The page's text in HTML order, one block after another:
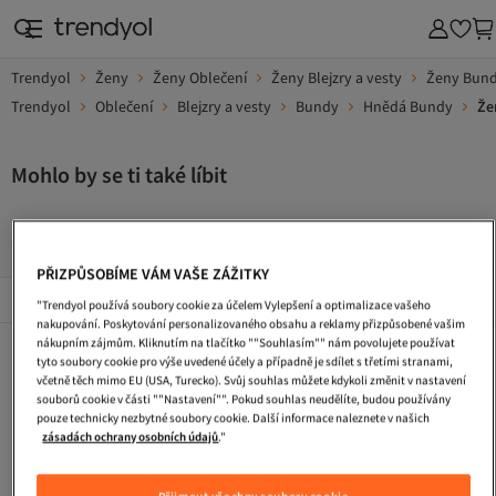
Trendyol Ženy Ženy Oblečení Ženy Blejzry a vesty
Ženy
Trendyol
Oblečení Blejzry a vesty Bundy Hnědá Bundy
Mohlo by se ti také líbit
Popularni Značky Zobrazit vše
Kabelka Zimni Boty
Dlouhe Vecerni Saty
Turisticke Boty
Tasky Pres Rameno
Ledvinka
Saty S Flitry
Pracovni Boty
Pletene Saty
PŘIZPŮSOBÍME VÁM VAŠE ZÁŽITKY
"Trendyol používá soubory cookie za účelem Vylepšení a optimalizace vašeho
nakupování. Poskytování personalizovaného obsahu a reklamy přizpůsobené vašim
nákupním zájmům. Kliknutím na tlačítko ""Souhlasím"" nám povolujete používat
tyto soubory cookie pro výše uvedené účely a případně je sdílet s třetími stranami,
včetně těch mimo EU (USA, Turecko). Svůj souhlas můžete kdykoli změnit v nastavení
souborů cookie v části ""Nastavení"". Pokud souhlas neudělíte, budou používány
pouze technicky nezbytné soubory cookie. Další informace naleznete v našich
zásadách ochrany osobních údajů."